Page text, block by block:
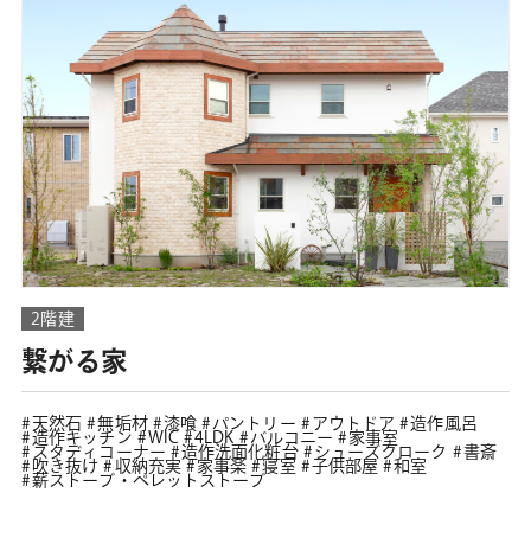
2階建
繋がる家
天然石 無垢材 漆喰 パントリー アウトドア
造作風呂
造作キッチン
WIC 4LDK バルコニー
家事室
スタディコーナー
造作洗面化粧台 シューズクローク
書斎
吹き抜け
収納充実 家事楽 寝室 子供部屋
和室
薪ストーブ・ペレットストーブ